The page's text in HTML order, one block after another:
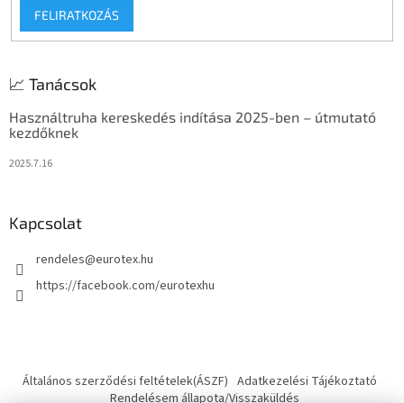
FELIRATKOZÁS
📈 Tanácsok
Használtruha kereskedés indítása 2025-ben – útmutató
kezdőknek
2025.7.16
Kapcsolat
rendeles@eurotex.hu
https://facebook.com/eurotexhu
Általános szerződési feltételek(ÁSZF) Adatkezelési Tájékoztató
Rendelésem állapota/Visszaküldés